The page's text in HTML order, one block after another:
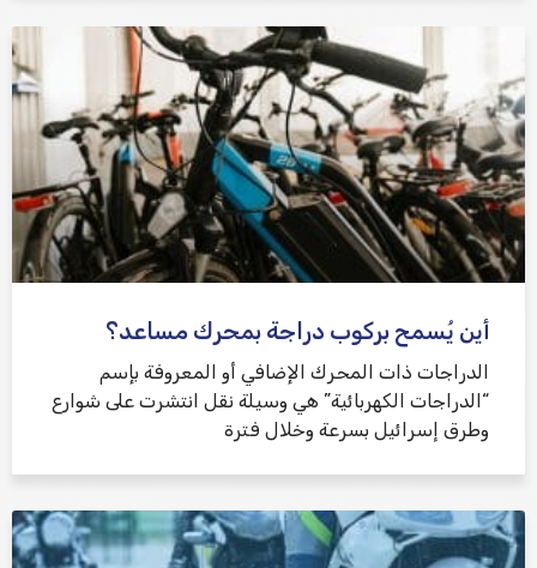
أين يُسمح بركوب دراجة بمحرك مساعد؟
الدراجات ذات المحرك الإضافي أو المعروفة بإسم
“الدراجات الكهربائية” هي وسيلة نقل انتشرت على شوارع
وطرق إسرائيل بسرعة وخلال فترة